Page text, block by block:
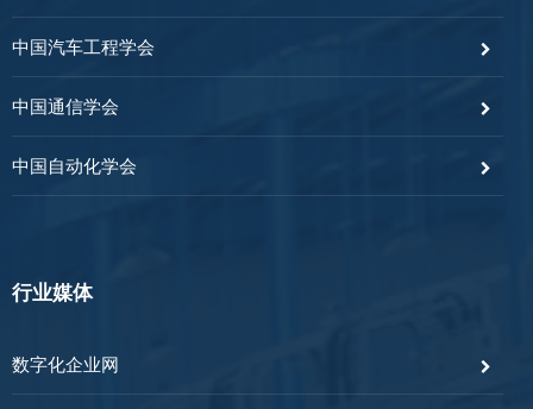
中国汽车工程学会
中国通信学会
中国自动化学会
行业媒体
数字化企业网